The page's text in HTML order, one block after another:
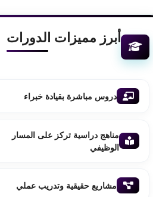
أبرز مميزات الدورات
دروس مباشرة بقيادة خبراء
مناهج دراسية تركز على المسار
الوظيفي
مشاريع حقيقية وتدريب عملي